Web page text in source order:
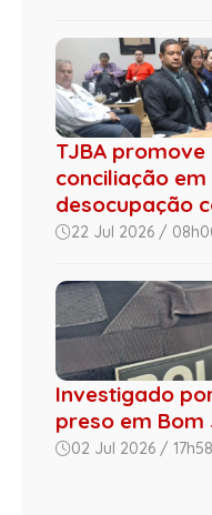
TJBA
conciliação
desocupação
22 Jul 2026 /
Investigado
preso em Bom
02 Jul 2026 / 17h58